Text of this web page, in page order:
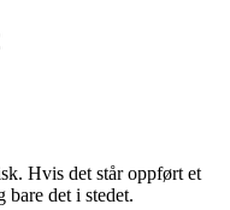
Hvis det står oppført et
bare det i stedet.